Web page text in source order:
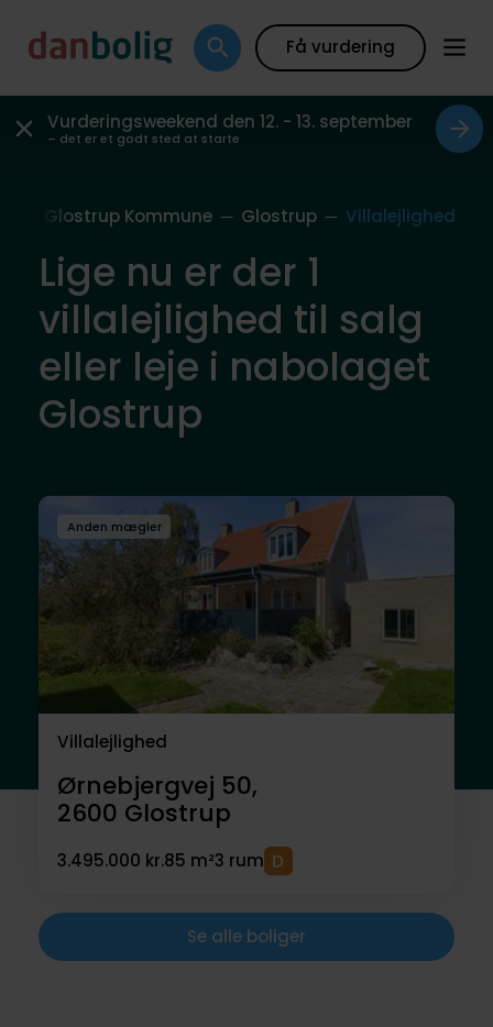
Få vurdering
Vurderingsweekend den 12. - 13. september
– det er et godt sted at starte
Glostrup Kommune Glostrup Villalejlighed
Lige nu er der 1
villalejlighed til salg
eller leje i nabolaget
Glostrup
Anden mægler
Villalejlighed
Ørnebjergvej 50,
2600 Glostrup
3.495.000 kr.85 m²3 rum
Se alle boliger